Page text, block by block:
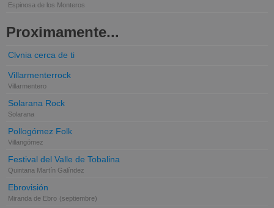
Espinosa de los Monteros
Proximamente...
Clvnia cerca de ti
Villarmenterrock
Villarmentero
Solarana Rock
Solarana
Pollogómez Folk
Villangómez
Festival del Valle de Tobalina
Quintana Martín Galíndez
Ebrovisión
Miranda de Ebro (septiembre)